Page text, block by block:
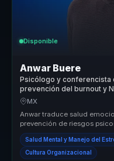
Disponible
Anwar Buere
Psicólogo y conferencista
prevención del burnout y
humanas.
MX
Anwar traduce salud
prevención de riesgos
empresas. Ay...
Salud Mental y Manejo del
Cultura Organizacional